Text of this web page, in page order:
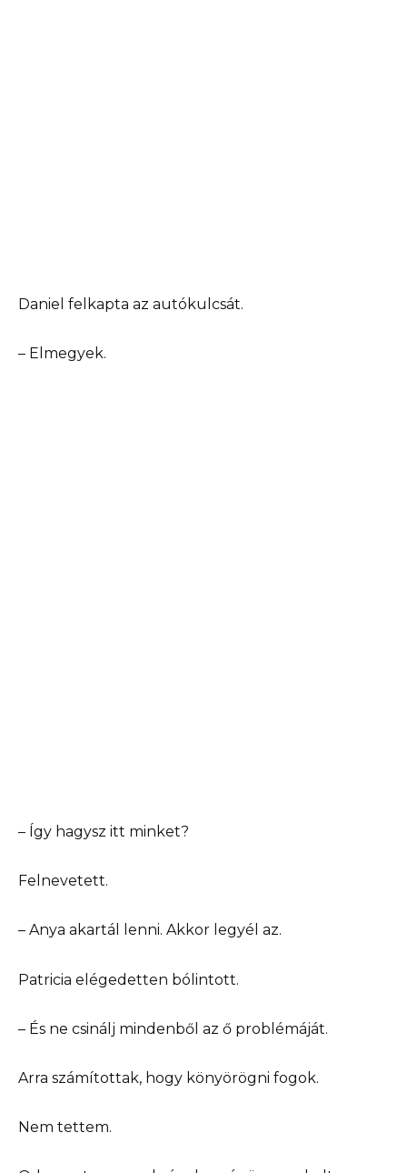
Daniel felkapta az autókulcsát.
– Elmegyek.
– Így hagysz itt minket?
Felnevetett.
– Anya akartál lenni. Akkor legyél az.
Patricia elégedetten bólintott.
– És ne csinálj mindenből az ő problémáját.
Arra számítottak, hogy könyörögni fogok.
Nem tettem.